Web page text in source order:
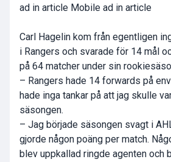
ad in article Mobile ad in article
Carl Hagelin kom från egentligen
i Rangers och svarade för 14 mål
på 64 matcher under sin
– Rangers hade 14 forwards på
hade inga tankar på att jag skulle
säsongen.
– Jag började säsongen svagt i
gjorde någon poäng per match.
blev uppkallad ringde agenten och